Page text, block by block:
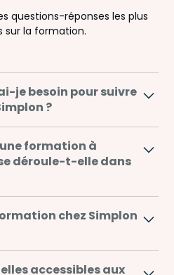
questions-réponses les plus
sur la formation.
je besoin pour suivre
?
toute la durée de votre
également à votre
avec l’ensemble
formation à
déroule-t-elle dans
à distance. De la même
en présentiel, un
et anime la journée de
n’est pas dans la même
chez Simplon
accessibles aux